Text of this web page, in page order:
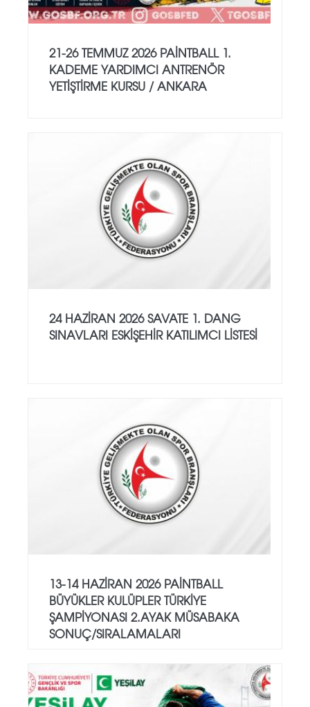
21-26 TEMMUZ 2026 PAİNTBALL 1.
KADEME YARDIMCI ANTRENÖR
YETİŞTİRME KURSU / ANKARA
24 HAZİRAN 2026 SAVATE 1. DANG
SINAVLARI ESKİŞEHİR KATILIMCI LİSTESİ
13-14 HAZİRAN 2026 PAİNTBALL
BÜYÜKLER KULÜPLER TÜRKİYE
ŞAMPİYONASI 2.AYAK MÜSABAKA
SONUÇ/SIRALAMALARI